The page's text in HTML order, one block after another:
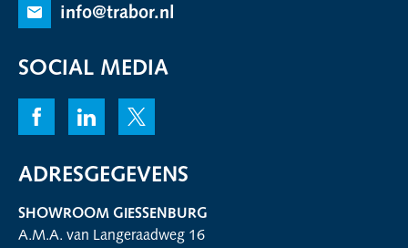
info@trabor.nl
SOCIAL MEDIA
ADRESGEGEVENS
SHOWROOM GIESSENBURG
A.M.A. van Langeraadweg 16